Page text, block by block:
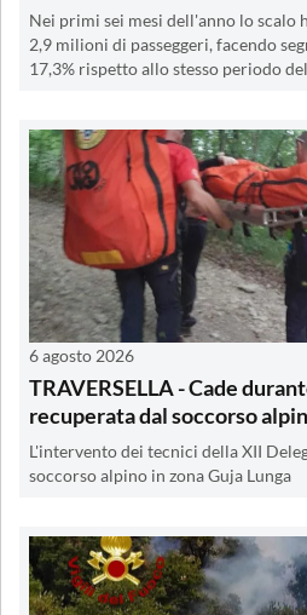
Nei primi sei mesi dell'anno lo scalo
2,9 milioni di passeggeri, facendo
17,3% rispetto allo stesso periodo
6 agosto 2026
TRAVERSELLA - Cade
recuperata dal soccorso
L'intervento dei tecnici della XII
soccorso alpino in zona Guja Lunga